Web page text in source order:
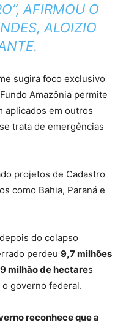
AFIRMOU O
ALOIZIO
sugira foco exclusivo
Amazônia permite
aplicados em outros
trata de emergências
projetos de Cadastro
como Bahia, Paraná e
do colapso
perdeu 9,7 milhões
milhão de hectares
governo federal.
reconhece que a